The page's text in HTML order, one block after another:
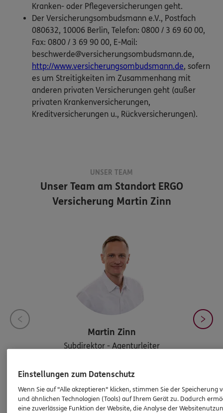
Kranken- oder Pflegeversicherungen geht.
Der Versicherungsombudsmann e.V., Postfach
080632, 10006 Berlin, Telefon: 0800 / 3 69 60 00,
Fax: 0800 / 3 69 90 00, E-Mail:
beschwerde@versicherungsombudsmann.de,
http://www.versicherungsombudsmann.de, sofern
es um Streitigkeiten im Zusammenhang mit
anderen privaten Versicherungen geht (außer
privaten Krankenversicherungen,
Kreditversicherungen u., Rückversicherungen).
UNSER TEAM
Unser Team am StandortERGO
Versicherung Martin Zinn
Martin Zinn
Subdirektor - Agenturleiter
Martin.Zinn@ergo.de
Einstellungen zum Datenschutz
Wenn Sie auf "Alle akzeptieren" klicken, stimmen Sie der Speicherung
und ähnlichen Technologien (Tools) auf Ihrem Gerät zu. Dadurch
eine zuverlässige Funktion der Website, die Analyse der